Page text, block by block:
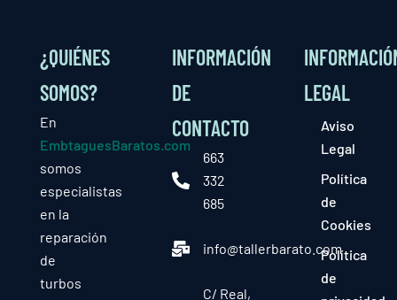
¿QUIÉNES
SOMOS?
En
EmbtaguesBaratos.com
somos
especialistas
en la
reparación
de
turbos
INFORMACIÓN
DE
CONTACTO
663
332
685
info@tallerbarato.com
C/ Real,
LEGAL
Aviso
Legal
Política
de
Cookies
Política
de